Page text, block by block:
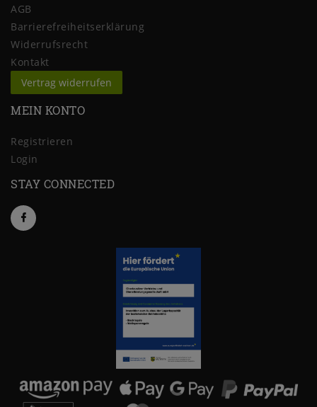
AGB
Barrierefreiheitserklärung
Widerrufs­recht
Kontakt
Vertrag widerrufen
MEIN KONTO
Registrieren
Login
STAY CONNECTED